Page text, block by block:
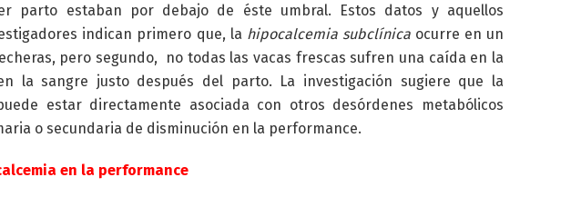
parto estaban por debajo de éste umbral. Estos datos y aquellos
indican primero que, la hipocalcemia subclínicaocurre en un
pero segundo, no todas las vacas frescas sufren una caída en la
la sangre justo después del parto. La investigación sugiere que la
estar directamente asociada con otros desórdenes metabólicos
o secundaria de disminución en la performance.
en la performance